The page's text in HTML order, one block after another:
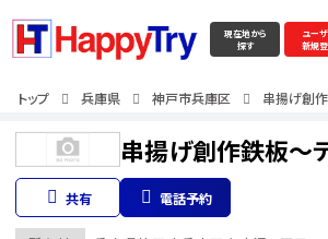
現在地から
探す
ユー
新規
トップ 兵庫県 神戸市兵庫区 串揚げ創
串揚げ創作鉄板～
共有 電話予約